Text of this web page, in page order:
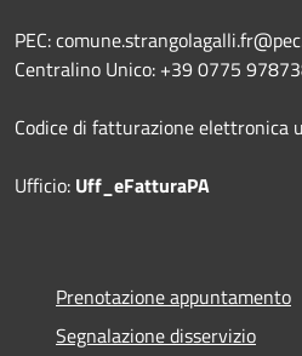
PEC:
Centralino Unico: +39 0775
Codice di fatturazione elettronica
Ufficio: Uff_eFatturaPA
Prenotazione appuntamento
Segnalazione disservizio